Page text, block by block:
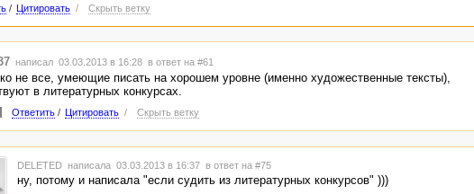
/ Цитировать / Скрыть ветку
написал 03.03.2013 в 16:28 в ответ на #61
не все, умеющие писать на хорошем уровне (именно художественные тексты),
в литературных конкурсах.
Ответить/ Цитировать / Скрыть ветку
DELETED написала 03.03.2013 в 16:37 в ответ на #75
ну, потому и написала "если судить из литературных конкурсов" )))